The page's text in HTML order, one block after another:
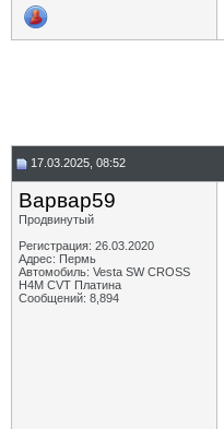
17.03.2025, 08:52
Варвар59
Продвинутый
Регистрация: 26.03.2020
Адрес: Пермь
Автомобиль: Vesta SW CROSS
H4M CVT Платина
Сообщений: 8,894